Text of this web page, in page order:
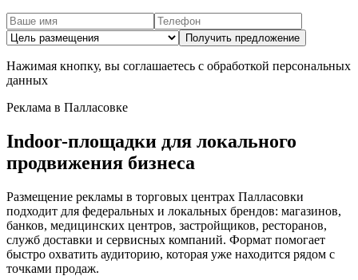
Получить предложение
Нажимая кнопку, вы соглашаетесь с обработкой персональных
данных
Реклама в Палласовке
Indoor-площадки для локального
продвижения бизнеса
Размещение рекламы в торговых центрах Палласовки
подходит для федеральных и локальных брендов: магазинов,
банков, медицинских центров, застройщиков, ресторанов,
служб доставки и сервисных компаний. Формат помогает
быстро охватить аудиторию, которая уже находится рядом с
точками продаж.